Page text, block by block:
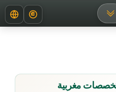
Devise
مغربية